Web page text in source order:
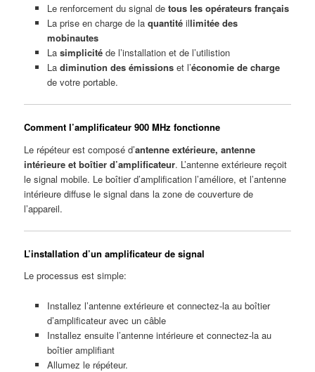
Le renforcement du signal de tous les opérateurs français
La prise en charge de la quantitéillimitée des
mobinautes
La simplicitéde l’installation et de l’utilistion
La diminution des émissionset l’économie de charge
de votre portable.
Comment l’amplificateur 900 MHz fonctionne
Le répéteur est composé d’antenne extérieure, antenne
intérieure et boîtier d’amplificateur. L’antenne extérieure reçoit
le signal mobile. Le boîtier d’amplification l’améliore, et l’antenne
intérieure diffuse le signal dans la zone de couverture de
l’appareil.
L’installation d’un amplificateur de signal
Le processus est simple:
Installez l’antenne extérieure et connectez-la au boîtier
d’amplificateur avec un câble
Installez ensuite l’antenne intérieure et connectez-la au
boîtier amplifiant
Allumez le répéteur.